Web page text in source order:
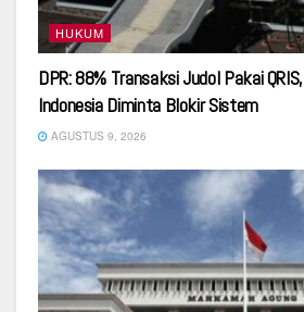
HUKUM
DPR: 88% Transaksi Judol Pakai
Indonesia Diminta Blokir Sistem
AGUSTUS 9, 2026